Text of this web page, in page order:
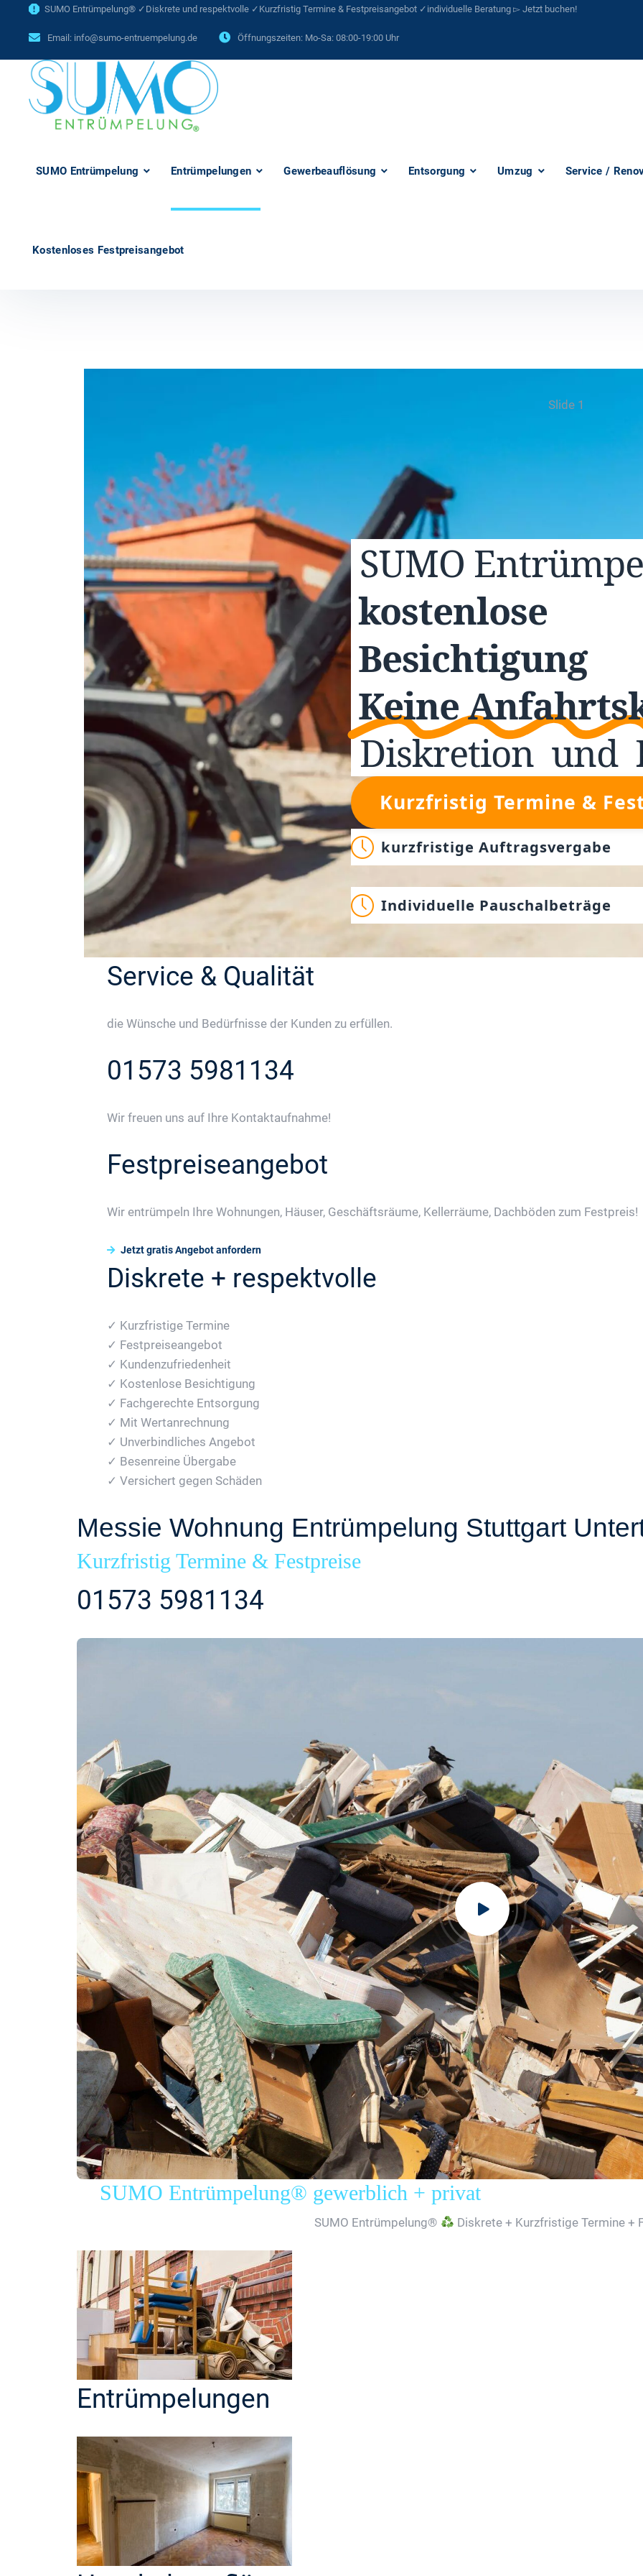
SUMO Entrümpelung® ✓Diskrete und respektvolle ✓Kurzfristig Termine & Festpreisangebot ✓individuelle Beratung ▻ Jetzt buchen!
Email: info@sumo-entruempelung.de Öffnungszeiten: Mo-Sa: 08:00-19:00 Uhr
SUMO Entrümpelung Entrümpelungen Gewerbeauflösung Entsorgung Umzug Service /
Kostenloses Festpreisangebot
Slide 1
SUMO
kostenlose
Besichtigung
Keine
Diskretion und
Kurzfristig Termine &
kurzfristige Auftragsvergabe
Individuelle Pauschalbeträge
Service & Qualität
die Wünsche und Bedürfnisse der Kunden zu erfüllen.
01573 5981134
Wir freuen uns auf Ihre Kontaktaufnahme!
Festpreiseangebot
Wir entrümpeln Ihre Wohnungen, Häuser, Geschäftsräume, Kellerräume, Dachböden zum Festpreis!
Jetzt gratis Angebot anfordern
Diskrete + respektvolle
✓ Kurzfristige Termine
✓ Festpreiseangebot
✓ Kundenzufriedenheit
✓ Kostenlose Besichtigung
✓ Fachgerechte Entsorgung
✓ Mit Wertanrechnung
✓ Unverbindliches Angebot
✓ Besenreine Übergabe
✓ Versichert gegen Schäden
Messie Wohnung Entrümpelung Stuttgart
Kurzfristig Termine & Festpreise
01573 5981134
SUMO Entrümpelung® gewerblich + privat
SUMO Entrümpelung® Diskrete + Kurzfristige Termine +
Entrümpelungen